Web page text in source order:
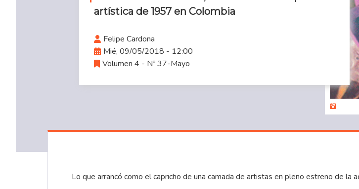
artística de 1957 en Colombia
Felipe Cardona
Mié, 09/05/2018 - 12:00
Volumen 4 - Nº 37-Mayo
Lo que arrancó como el capricho de una camada de artistas en pleno estreno de la